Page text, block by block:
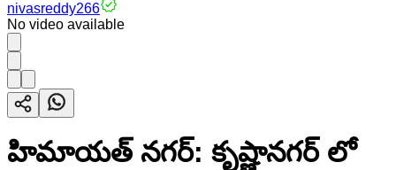
nivasreddy266
No video available
హిమాయత్ నగర్: కృష్ణానగర్ లో